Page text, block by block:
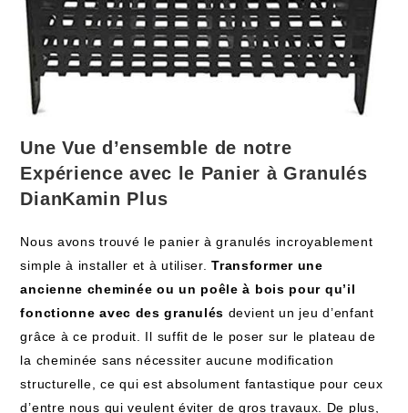
Une Vue d’ensemble de notre
Expérience avec le Panier à Granulés
DianKamin Plus
Nous avons trouvé le panier à granulés incroyablement
simple à installer et à utiliser.Transformer une
ancienne cheminée ou un poêle à bois pour qu’il
fonctionne avec des granulés devient un jeu d’enfant
grâce à ce produit. Il suffit de le poser sur le plateau de
la cheminée sans nécessiter aucune modification
structurelle, ce qui est absolument fantastique pour ceux
d’entre nous qui veulent éviter de gros travaux. De plus,